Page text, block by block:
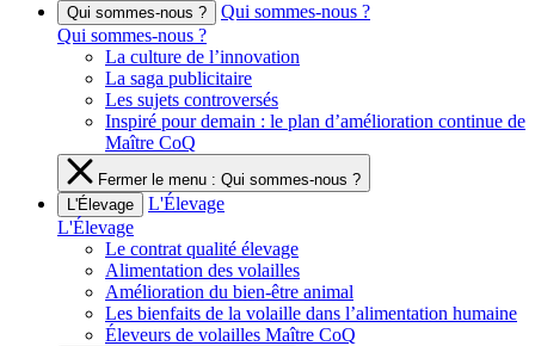
Qui sommes-nous ?
Qui sommes-nous ?
Qui sommes-nous ?
La culture de l’innovation
La saga publicitaire
Les sujets controversés
Inspiré pour demain : le plan d’amélioration continue de
Maître CoQ
Fermer le menu : Qui sommes-nous ?
L'Élevage
L'Élevage
L'Élevage
Le contrat qualité élevage
Alimentation des volailles
Amélioration du bien-être animal
Les bienfaits de la volaille dans l’alimentation humaine
Éleveurs de volailles Maître CoQ